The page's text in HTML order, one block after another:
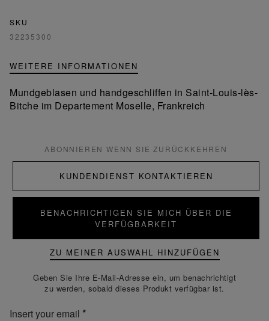
SKU
32235300
WEITERE INFORMATIONEN
Mundgeblasen und handgeschliffen in Saint-Louis-lès-
Bitche im Departement Moselle, Frankreich
ABONNIEREN WENN SIE ZURÜCKKEHREN
KUNDENDIENST KONTAKTIEREN
BENACHRICHTIGEN SIE MICH ÜBER DIE
VERFÜGBARKEIT
ZU MEINER AUSWAHL HINZUFÜGEN
Geben Sie Ihre E-Mail-Adresse ein, um benachrichtigt
zu werden, sobald dieses Produkt verfügbar ist.
Insert your email